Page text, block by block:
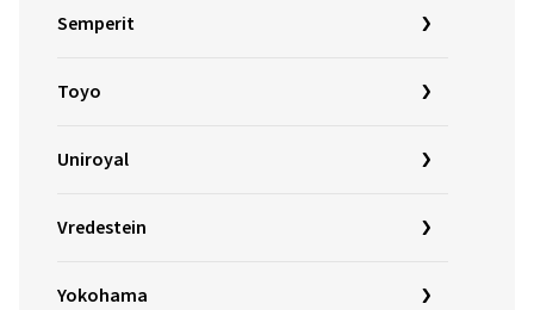
Semperit
Toyo
Uniroyal
Vredestein
Yokohama